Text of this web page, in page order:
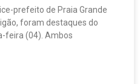
prefeito de Praia Grande
foram destaques do
feira (04). Ambos